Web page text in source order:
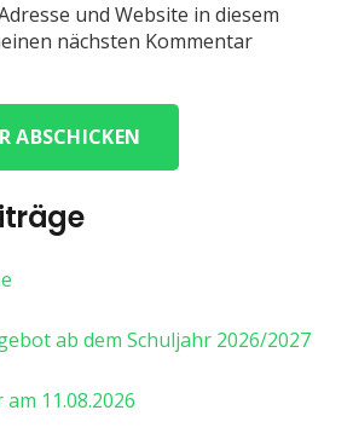
und Website in diesem
nächsten Kommentar
ABSCHICKEN
ab dem Schuljahr 2026/2027
11.08.2026